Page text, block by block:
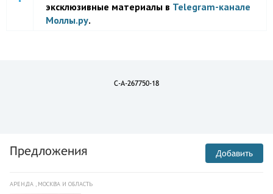
эксклюзивные материалы в Telegram-канале
Моллы.ру.
C-A-267750-18
Предложения Добавить
АРЕНДА , МОСКВА И ОБЛАСТЬ